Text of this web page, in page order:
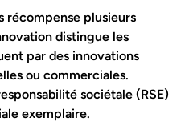
récompense plusieurs
distingue les
par des innovations
ou commerciales.
sociétale (RSE)
exemplaire.